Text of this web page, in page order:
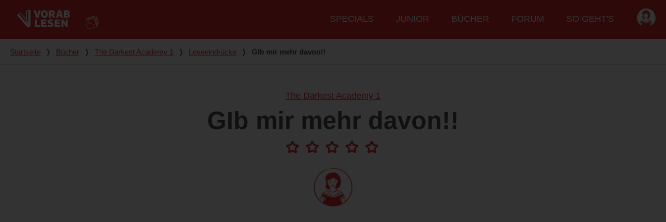
Hauptmenü
SPECIALS JUNIOR BÜCHER FORUM SO GEHT'S
Du bist hier
Startseite ❭ Bücher ❭ The Darkest Academy 1 ❭ Leseeindrücke ❭ GIb mir mehr davon!!
The Darkest Academy 1
GIb mir mehr davon!!